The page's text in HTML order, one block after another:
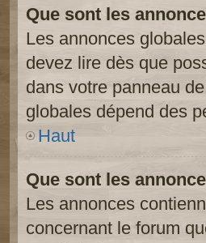
Que sont les
Les annonces
devez lire dès que
dans votre panneau
globales dépend des
Haut
Que sont les
Les annonces
concernant le forum